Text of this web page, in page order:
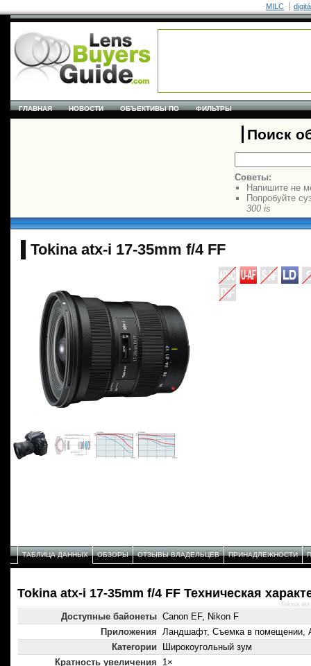
MILC
ГЛАВНАЯ НОВОСТИ ОБЪЕКТИВЫ ПО ФИЛЬТРЫ
Поиск
Советы:
Напишите не
Попробуйте
300 is
Tokina atx-i 17-35mm f/4 FF
ТАБЛИЦА ДАННЫХ ОБЗОРЫ ОТЗЫВЫ ВЛАДЕЛЬЦЕВ ПРИНАДЛЕЖНОСТИ
Tokina atx-i 17-35mm f/4 FF Техническая
Доступные байонеты Canon EF, Nikon F
Приложения Ландшафт, Съемка в помещении,
Категории
Широкоугольный зум
Кратность увеличения
1×
Tokina